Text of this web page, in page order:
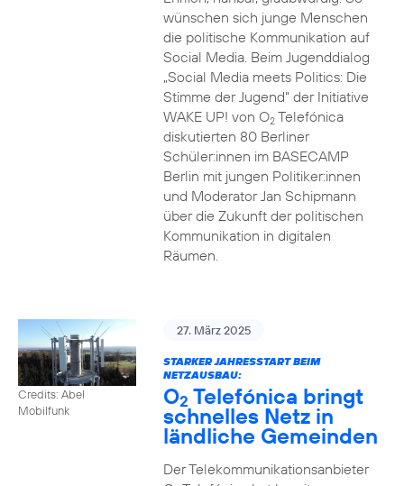
wünschen sich junge Menschen
die politische Kommunikation auf
Social Media. Beim Jugenddialog
„Social Media meets Politics: Die
Stimme der Jugend“ der Initiative
WAKE UP! von O2Telefónica
diskutierten 80 Berliner
Schüler:innen im BASECAMP
Berlin mit jungen Politiker:innen
und Moderator Jan Schipmann
über die Zukunft der politischen
Kommunikation in digitalen
Räumen.
Credits: Abel
Mobilfunk
27. März 2025
STARKER JAHRESSTART BEIM
NETZAUSBAU:
O2 Telefónica bringt
schnelles Netz in
ländliche Gemeinden
Der Telekommunikationsanbieter